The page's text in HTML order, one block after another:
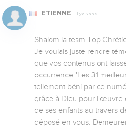
ETIENNE Il y a 3 ans
Shalom la team Top
Je voulais juste rendre
que vos contenus ont
occurrence "Les 31
tellement béni par ce
grâce à Dieu pour l'œuvre
de ses enfants au travers
déposé en vous.